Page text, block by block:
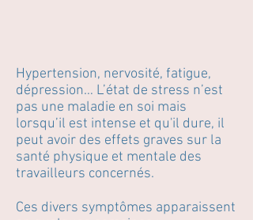
Hypertension, nervosité, fatigue,
dépression… L’état de stress n’est
pas une maladie en soi mais
lorsqu’il est intense et qu'il dure, il
peut avoir des effets graves sur la
santé physique et mentale des
travailleurs concernés.
Ces divers symptômes apparaissent